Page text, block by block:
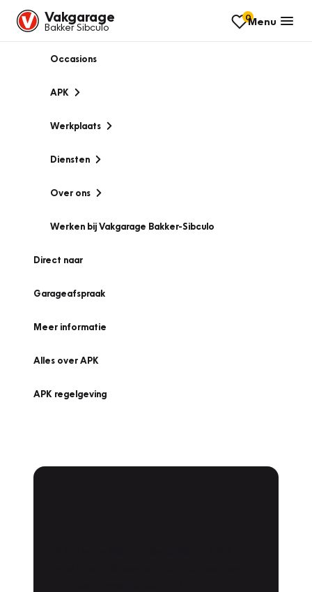
Vakgarage
Bakker Sibculo
0Menu
Occasions
APK
Werkplaats
Diensten
Over ons
Werken bij Vakgarage Bakker-Sibculo
Direct naar
Garageafspraak
Meer informatie
Alles over APK
APK regelgeving